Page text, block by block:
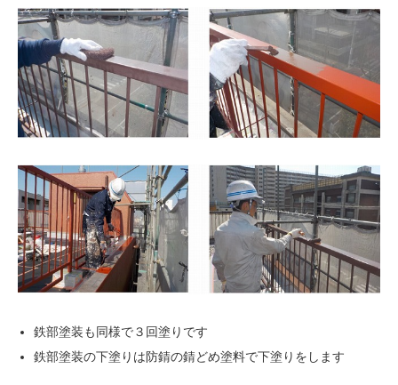
鉄部塗装も同様で３回塗りです
鉄部塗装の下塗りは防錆の錆どめ塗料で下塗りをします